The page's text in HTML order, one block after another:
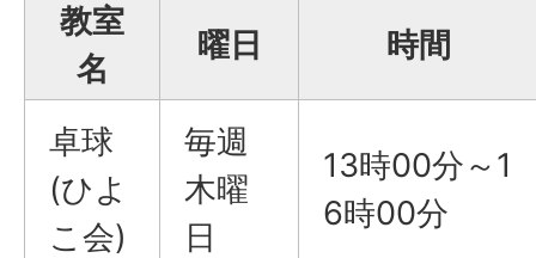
教室
名
曜日 時間
卓球
(ひよ
こ会)
毎週
木曜
日
13時00分～1
6時00分